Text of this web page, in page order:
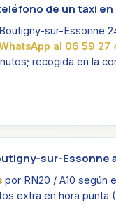
de un taxi
sur-Essonne
al 06 59 27
recogida en la
sur-Essonne
por RN20 / A10 según
extra en hora punta